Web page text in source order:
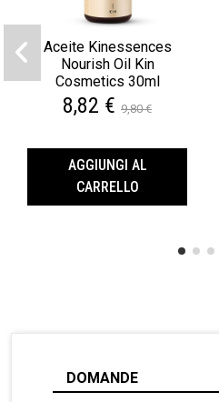
Aceite Kinessences
Nourish Oil Kin
Cosmetics 30ml
8,82 € 9,80 €
AGGIUNGI AL
CARRELLO
DOMANDE